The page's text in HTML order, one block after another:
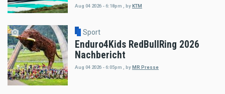
Aug 04 2026 - 6:18pm byKTM
Sport
Enduro4Kids RedBullRing 2026
Nachbericht
Aug 04 2026 - 6:05pm , by MR Presse